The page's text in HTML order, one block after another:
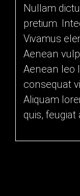
Nullam
pretium.
Vivamus
Aenean
Aenean leo
consequat
Aliquam
quis, feugiat